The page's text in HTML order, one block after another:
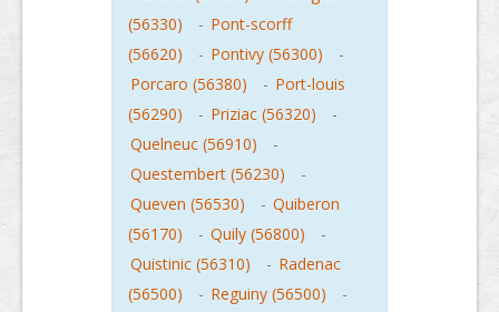
(56330)
- Pont-scorff
(56620)
- Pontivy (56300)
-
Porcaro (56380)
- Port-louis
(56290)
- Priziac (56320)
-
Quelneuc (56910)
-
Questembert (56230)
-
Queven (56530)
- Quiberon
(56170)
- Quily (56800)
-
Quistinic (56310)
- Radenac
(56500)
- Reguiny (56500)
-